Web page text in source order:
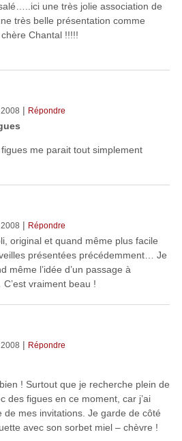
une très jolie association de
très belle présentation comme
Chantal !!!!!
| Répondre
me parait tout simplement
| Répondre
original et quand même plus facile
présentées précédemment… Je
même l’idée d’un passage à
vraiment beau !
| Répondre
! Surtout que je recherche plein de
des figues en ce moment, car j’ai
de mes invitations. Je garde de côté
avec son sorbet miel – chèvre !